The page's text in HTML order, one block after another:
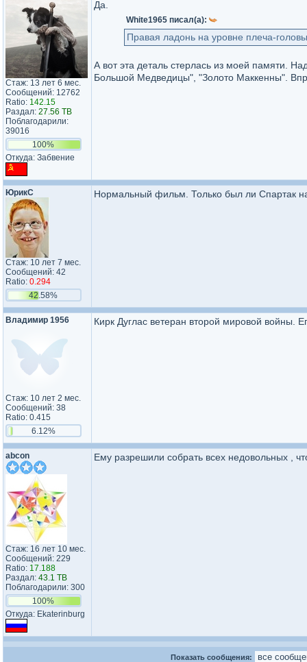
Стаж: 13 лет 6 мес.
Сообщений: 12762
Ratio: 142.15
Раздал: 27.56 TB
Поблагодарили:
39016
100%
Откуда: Забвение
Да.
White1965 писал(а):
Правая ладонь на уровне плеча-
А вот эта деталь стерлась из моей памяти.
Большой Медведицы", "Золото Маккенны".
ЮрикС
Стаж: 10 лет 7 мес.
Сообщений: 42
Ratio: 0.294
42.58%
Нормальный фильм. Только был ли Спартак
Владимир 1956
Стаж: 10 лет 2 мес.
Сообщений: 38
Ratio: 0.415
6.12%
Кирк Дуглас ветеран второй мировой войны.
abcon
Стаж: 16 лет 10 мес.
Сообщений: 229
Ratio: 17.188
Раздал: 43.1 TB
Поблагодарили: 300
100%
Откуда: Ekaterinburg
Ему разрешили собрать всех недовольных ,
Показать сообщения: